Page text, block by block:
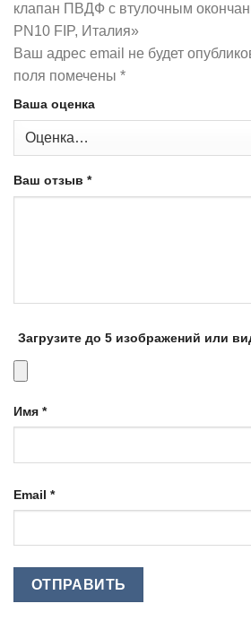
клапан ПВДФ с втулочным
PN10 FIP, Италия»
Ваш адрес email не будет
поля помечены *
Ваша оценка
Ваш отзыв *
Загрузите до 5 изображений или
Имя *
Email *